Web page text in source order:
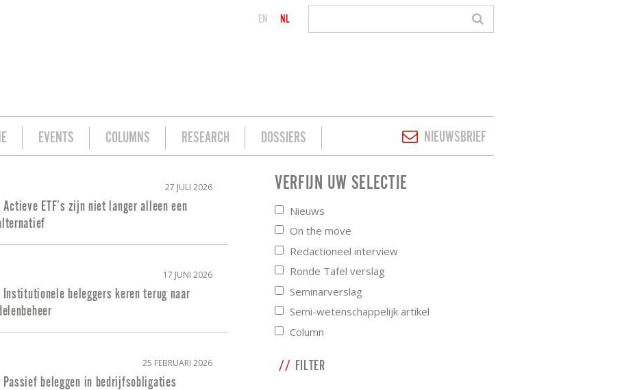
EN NL
EVENTS COLUMNS RESEARCH DOSSIERS NIEUWSBRIEF
27 JULI 2026
ETF’s zijn niet langer alleen een
17 JUNI 2026
Institutionele beleggers keren terug naar
25 FEBRUARI 2026
Passief beleggen in bedrijfsobligaties
VERFIJN UW SELECTIE
Nieuws
On the move
Redactioneel interview
Ronde Tafel verslag
Seminarverslag
Semi-wetenschappelijk artikel
Column
FILTER